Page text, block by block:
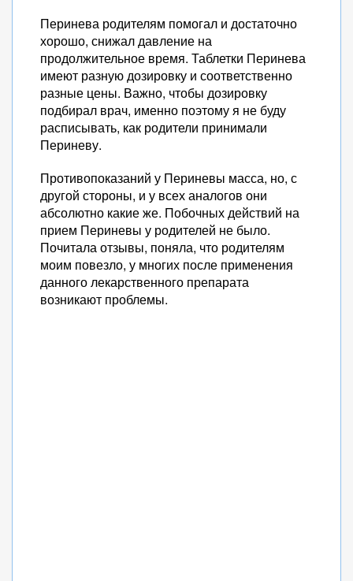
Перинева родителям помогал и достаточно
хорошо, снижал давление на
продолжительное время. Таблетки Перинева
имеют разную дозировку и соответственно
разные цены. Важно, чтобы дозировку
подбирал врач, именно поэтому я не буду
расписывать, как родители принимали
Периневу.
Противопоказаний у Периневы масса, но, с
другой стороны, и у всех аналогов они
абсолютно какие же. Побочных действий на
прием Периневы у родителей не было.
Почитала отзывы, поняла, что родителям
моим повезло, у многих после применения
данного лекарственного препарата
возникают проблемы.